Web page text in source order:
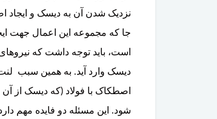
نزدیک شدن آن به دیسک و
جا که مجموعه این اعمال جهت
است، باید توجه داشت که
اصطکاک با فولاد (که دیسک از
شود. این مسئله دو فایده مهم
تخفیف